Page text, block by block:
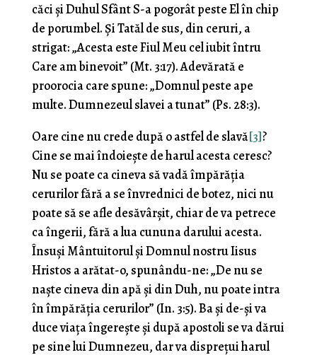
căci şi Duhul Sfânt S-a pogorât peste El în chip
de porumbel. Şi Tatăl de sus, din ceruri, a
strigat: „Acesta este Fiul Meu cel iubit întru
Care am binevoit” (Mt. 3:17). Adevărată e
proorocia care spune: „Domnul peste ape
multe. Dumnezeul slavei a tunat” (Ps. 28:3).
Oare cine nu crede după o astfel de slavă[3]?
Cine se mai îndoieşte de harul acesta ceresc?
Nu se poate ca cineva să vadă împărăţia
cerurilor fără a se învrednici de botez, nici nu
poate să se afle desăvârşit, chiar de va petrece
ca îngerii, fără a lua cununa darului acesta.
Însuşi Mântuitorul şi Domnul nostru Iisus
Hristos a arătat-o, spunându-ne: „De nu se
naşte cineva din apă şi din Duh, nu poate intra
în împărăţia cerurilor” (In. 3:5). Ba şi de-şi va
duce viaţa îngereşte şi după apostoli se va dărui
pe sine lui Dumnezeu, dar va dispreţui harul